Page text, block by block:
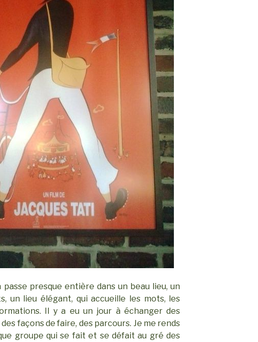
presque entière dans un beau lieu, un
un lieu élégant, qui accueille les mots, les
Il y a eu un jour à échanger des
façons de faire, des parcours. Je me rends
groupe qui se fait et se défait au gré des